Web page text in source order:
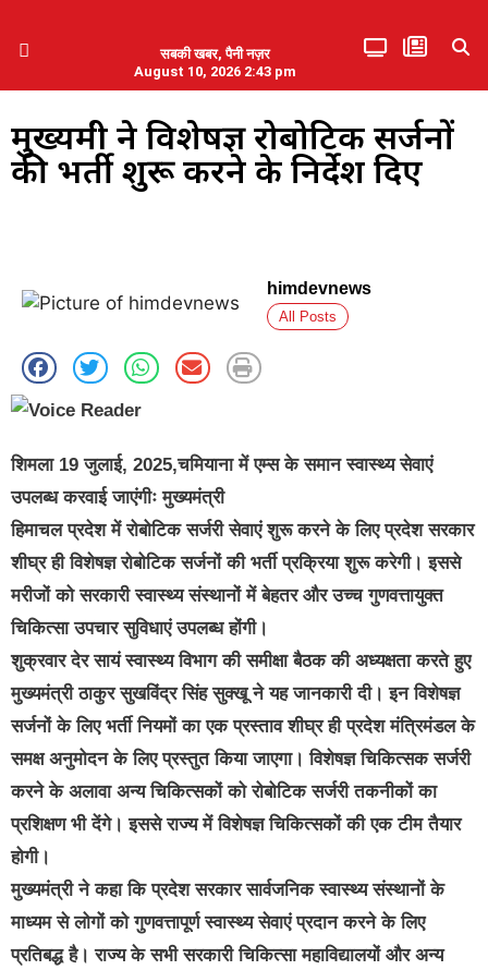
सबकी खबर, पैनी नज़र
August 10, 2026 2:43 pm
मुख्यमंत्री ने विशेषज्ञ रोबोटिक सर्जनों
की भर्ती शुरू करने के निर्देश दिए
himdevnews
All Posts
शिमला 19 जुलाई, 2025,चमियाना में एम्स के समान स्वास्थ्य सेवाएं
उपलब्ध करवाई जाएंगीः मुख्यमंत्री
हिमाचल प्रदेश में रोबोटिक सर्जरी सेवाएं शुरू करने के लिए प्रदेश सरकार
शीघ्र ही विशेषज्ञ रोबोटिक सर्जनों की भर्ती प्रक्रिया शुरू करेगी। इससे
मरीजों को सरकारी स्वास्थ्य संस्थानों में बेहतर और उच्च गुणवत्तायुक्त
चिकित्सा उपचार सुविधाएं उपलब्ध होंगी।
शुक्रवार देर सायं स्वास्थ्य विभाग की समीक्षा बैठक की अध्यक्षता करते हुए
मुख्यमंत्री ठाकुर सुखविंद्र सिंह सुक्खू ने यह जानकारी दी। इन विशेषज्ञ
सर्जनों के लिए भर्ती नियमों का एक प्रस्ताव शीघ्र ही प्रदेश मंत्रिमंडल के
समक्ष अनुमोदन के लिए प्रस्तुत किया जाएगा। विशेषज्ञ चिकित्सक सर्जरी
करने के अलावा अन्य चिकित्सकों को रोबोटिक सर्जरी तकनीकों का
प्रशिक्षण भी देंगे। इससे राज्य में विशेषज्ञ चिकित्सकों की एक टीम तैयार
होगी।
मुख्यमंत्री ने कहा कि प्रदेश सरकार सार्वजनिक स्वास्थ्य संस्थानों के
माध्यम से लोगों को गुणवत्तापूर्ण स्वास्थ्य सेवाएं प्रदान करने के लिए
प्रतिबद्ध है। राज्य के सभी सरकारी चिकित्सा महाविद्यालयों और अन्य